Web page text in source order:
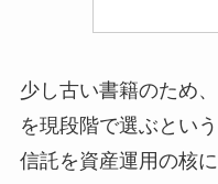
少し古い書籍のため
を現段階で選ぶとい
信託を資産運用の核